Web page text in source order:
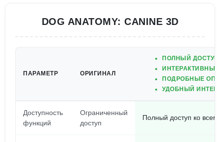
DOG ANATOMY: CANINE 3D
ПАРАМЕТР ОРИГИНАЛ
ПОЛНЫЙ
ПОДРОБНЫЕ
УДОБНЫЙ
Доступность
функций
Ограниченный
доступ
Полный доступ ко